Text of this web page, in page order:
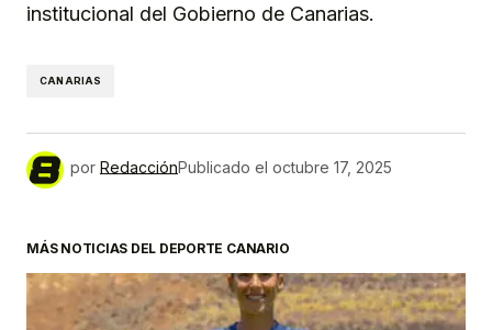
institucional del Gobierno de Canarias.
CANARIAS
por RedacciónPublicado el octubre 17, 2025
MÁS NOTICIAS DEL DEPORTE CANARIO